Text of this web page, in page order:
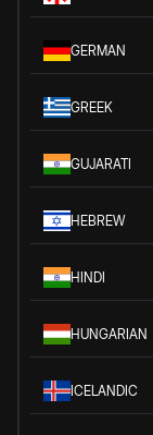
GERMAN
GREEK
GUJARATI
HEBREW
HINDI
HUNGARIAN
ICELANDIC